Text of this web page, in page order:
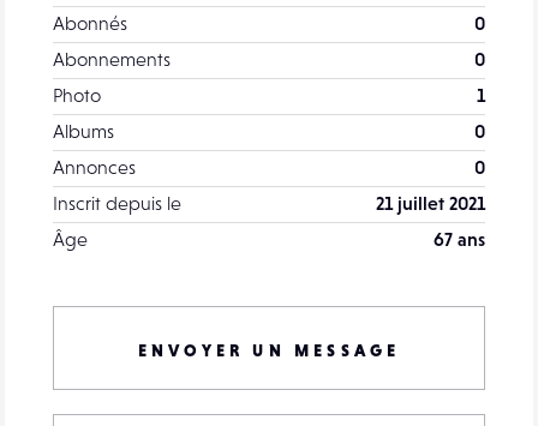
Abonnés
0
Abonnements
0
Photo
1
Albums
0
Annonces
0
Inscrit depuis le
21 juillet 2021
Âge
67 ans
ENVOYER UN MESSAGE